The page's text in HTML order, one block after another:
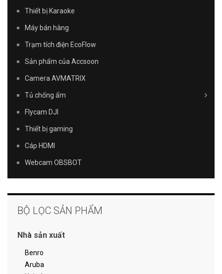
Thiết bị Karaoke
Máy bán hàng
Trạm tích điện EcoFlow
Sản phẩm của Accsoon
Camera AVMATRIX
Tủ chống ẩm
Flycam DJI
Thiết bị gaming
Cáp HDMI
Webcam OBSBOT
BỘ LỌC SẢN PHẨM
Nhà sản xuất
Benro
Aruba